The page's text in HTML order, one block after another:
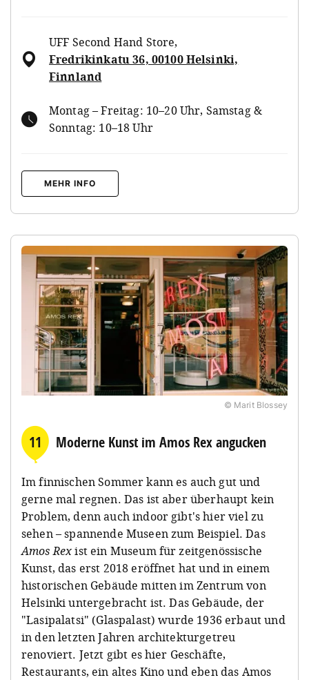
UFF Second Hand Store,
Fredrikinkatu 36, 00100 Helsinki,
Finnland
Montag – Freitag: 10–20 Uhr, Samstag &
Sonntag: 10–18 Uhr
MEHR INFO
© Marit Blossey
11 Moderne Kunst im Amos Rex angucken
Im finnischen Sommer kann es auch gut und
gerne mal regnen. Das ist aber überhaupt kein
Problem, denn auch indoor gibt's hier viel zu
sehen – spannende Museen zum Beispiel. Das
Amos Rexist ein Museum für zeitgenössische
Kunst, das erst 2018 eröffnet hat und in einem
historischen Gebäude mitten im Zentrum von
Helsinki untergebracht ist. Das Gebäude, der
"Lasipalatsi" (Glaspalast) wurde 1936 erbaut und
in den letzten Jahren architekturgetreu
renoviert. Jetzt gibt es hier Geschäfte,
Restaurants, ein altes Kino und eben das Amos